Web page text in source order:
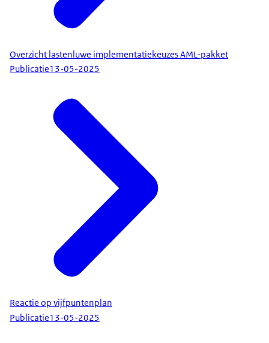
Overzicht lastenluwe implementatiekeuzes AML-pakket
Publicatie13-05-2025
Reactie op vijfpuntenplan
Publicatie13-05-2025